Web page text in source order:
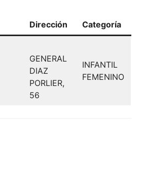
Dirección Categoría
GENERAL
DIAZ
PORLIER,
56
INFANTIL
FEMENINO